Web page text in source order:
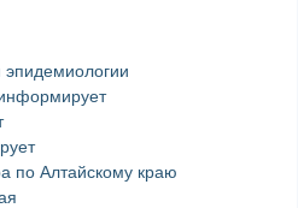
по Алтайскому краю